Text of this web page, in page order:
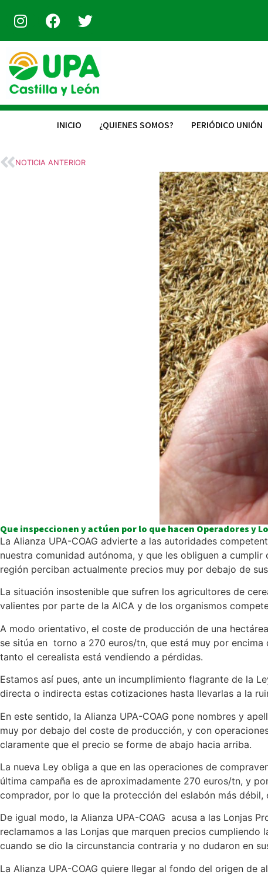
INICIO ¿QUIENES SOMOS? PERIÓDICO UNIÓN
NOTICIA ANTERIOR
Que inspeccionen y actúen por lo que hacen Operadores y
La Alianza UPA-COAG advierte a las autoridades
nuestra comunidad autónoma, y que les obliguen a
región perciban actualmente precios muy por debajo de
La situación insostenible que sufren los agricultores de
valientes por parte de la AICA y de los organismos
A modo orientativo, el coste de producción de una
se sitúa en torno a 270 euros/tn, que está muy por
tanto el cerealista está vendiendo a pérdidas.
Estamos así pues, ante un incumplimiento flagrante de la
directa o indirecta estas cotizaciones hasta llevarlas a la
En este sentido, la Alianza UPA-COAG pone nombres y
muy por debajo del coste de producción, y con
claramente que el precio se forme de abajo hacia arriba.
La nueva Ley obliga a que en las operaciones de
última campaña es de aproximadamente 270 euros/tn, y
comprador, por lo que la protección del eslabón más
De igual modo, la Alianza UPA-COAG acusa a las Lonjas
reclamamos a las Lonjas que marquen precios
cuando se dio la circunstancia contraria y no dudaron en
La Alianza UPA-COAG quiere llegar al fondo del origen